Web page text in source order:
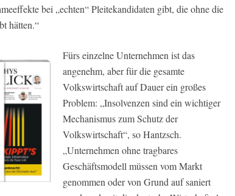
bei „echten“ Pleitekandidaten gibt, die ohne die
hätten.“
Fürs einzelne Unternehmen ist das
angenehm, aber für die gesamte
Volkswirtschaft auf Dauer ein großes
Problem: „Insolvenzen sind ein wichtiger
Mechanismus zum Schutz der
Volkswirtschaft“, so Hantzsch.
„Unternehmen ohne tragbares
Geschäftsmodell müssen vom Markt
genommen oder von Grund auf saniert